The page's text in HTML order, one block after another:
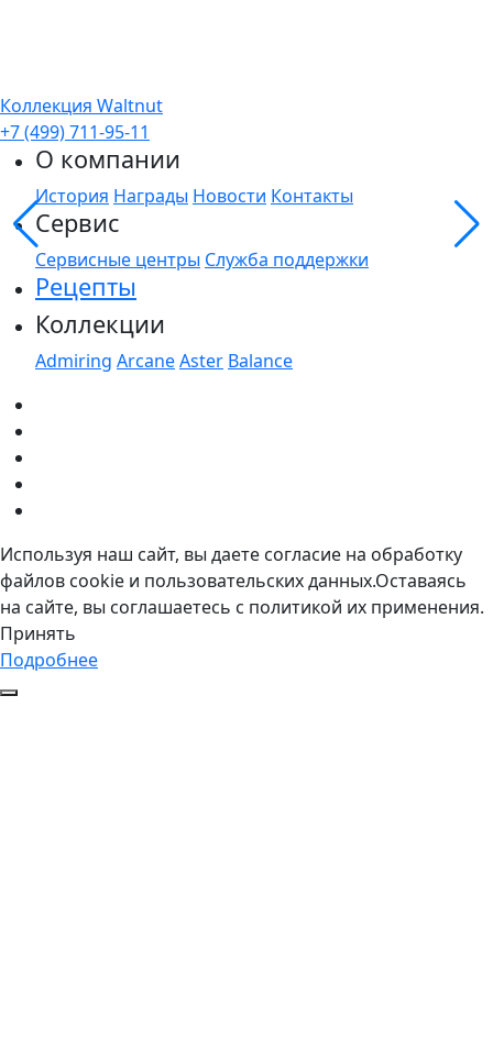
Коллекция Waltnut
+7 (499) 711-95-11
О компании
История Награды Новости Контакты
Сервис
Сервисные центры Служба поддержки
Рецепты
Коллекции
Admiring ArcaneAster Balance
Используя наш сайт, вы даете согласие на обработку
файлов cookie и пользовательских данных.Оставаясь
на сайте, вы соглашаетесь с политикой их применения.
Принять
Подробнее